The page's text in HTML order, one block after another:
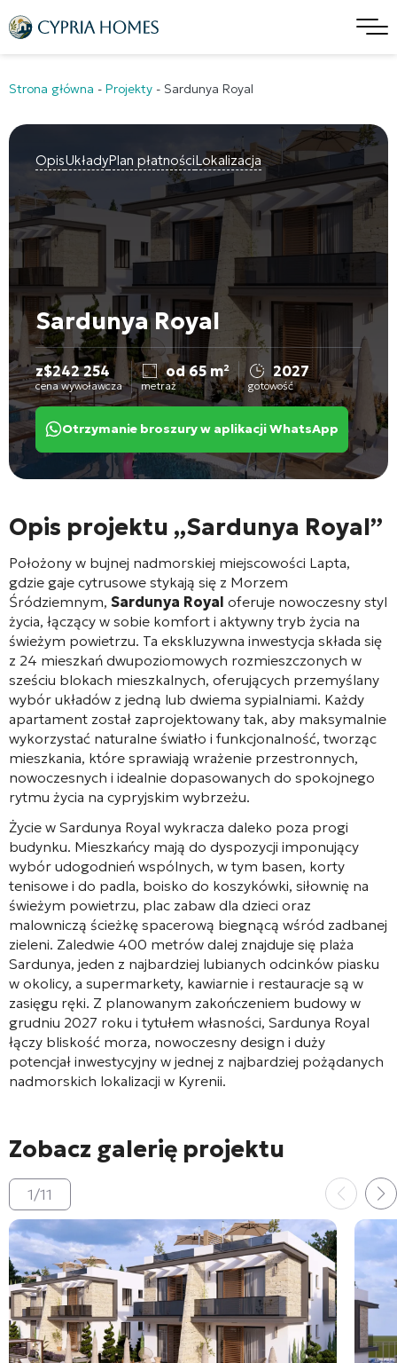
Strona główna - Projekty - Sardunya Royal
OpisUkładyPlan płatnościLokalizacja
Sardunya Royal
z$242 254
cena wywoławcza
od 65 m²
metraż
2027
gotowość
Otrzymanie broszury w aplikacji WhatsApp
Opis projektu „Sardunya Royal”
Położony w bujnej nadmorskiej miejscowości Lapta,
gdzie gaje cytrusowe stykają się z Morzem
Śródziemnym, Sardunya Royal oferuje nowoczesny styl
życia, łączący w sobie komfort i aktywny tryb życia na
świeżym powietrzu. Ta ekskluzywna inwestycja składa się
z 24 mieszkań dwupoziomowych rozmieszczonych w
sześciu blokach mieszkalnych, oferujących przemyślany
wybór układów z jedną lub dwiema sypialniami. Każdy
apartament został zaprojektowany tak, aby maksymalnie
wykorzystać naturalne światło i funkcjonalność, tworząc
mieszkania, które sprawiają wrażenie przestronnych,
nowoczesnych i idealnie dopasowanych do spokojnego
rytmu życia na cypryjskim wybrzeżu.
Życie w Sardunya Royal wykracza daleko poza progi
budynku. Mieszkańcy mają do dyspozycji imponujący
wybór udogodnień wspólnych, w tym basen, korty
tenisowe i do padla, boisko do koszykówki, siłownię na
świeżym powietrzu, plac zabaw dla dzieci oraz
malowniczą ścieżkę spacerową biegnącą wśród zadbanej
zieleni. Zaledwie 400 metrów dalej znajduje się plaża
Sardunya, jeden z najbardziej lubianych odcinków piasku
w okolicy, a supermarkety, kawiarnie i restauracje są w
zasięgu ręki. Z planowanym zakończeniem budowy w
grudniu 2027 roku i tytułem własności, Sardunya Royal
łączy bliskość morza, nowoczesny design i duży
potencjał inwestycyjny w jednej z najbardziej pożądanych
nadmorskich lokalizacji w Kyrenii.
Zobacz galerię projektu
1/11